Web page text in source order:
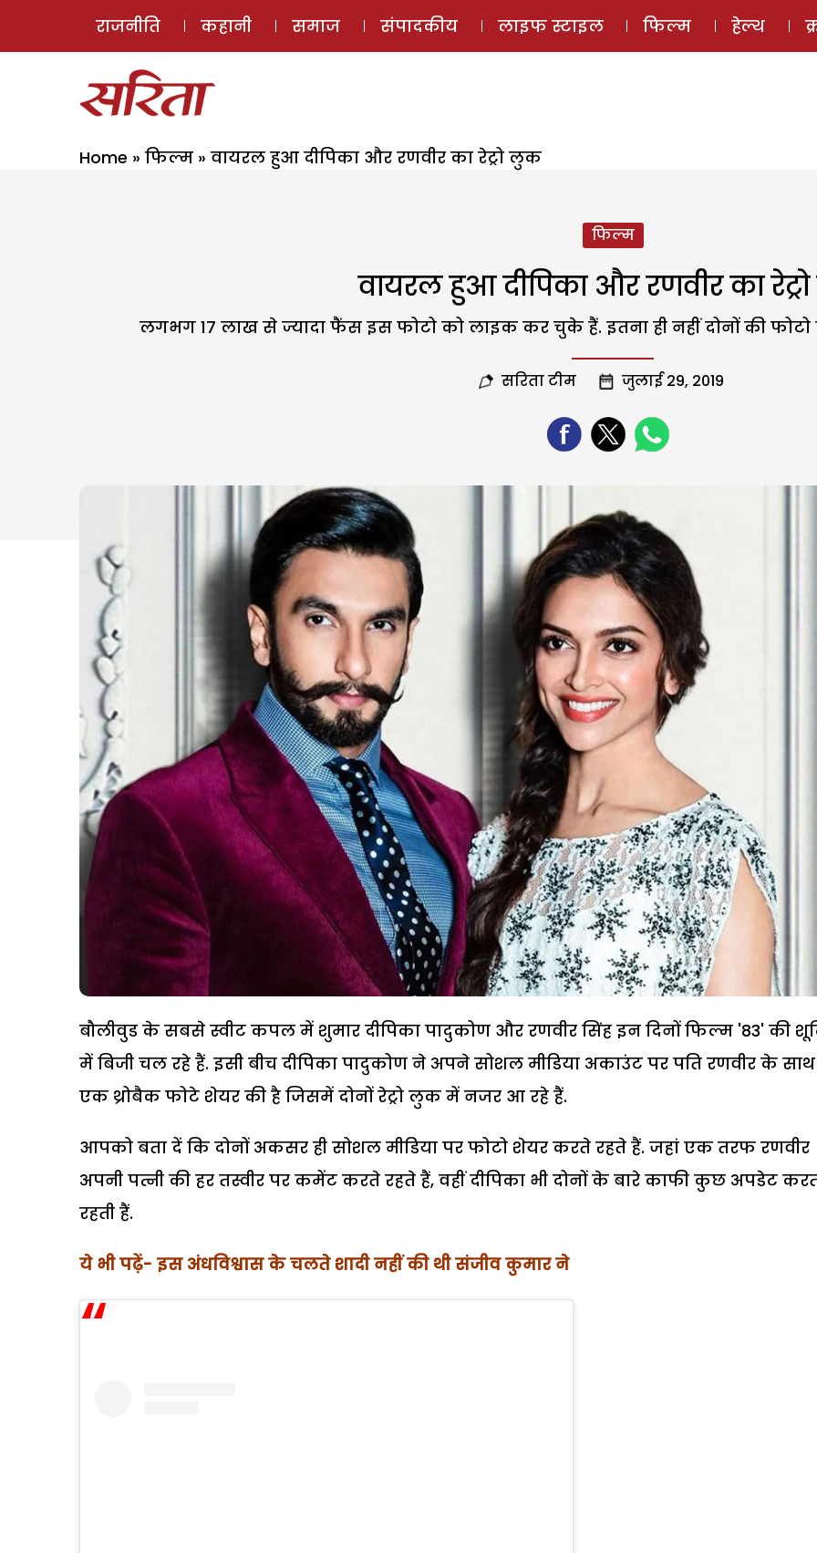
ई-मैगज़ीन
राजनीति कहानी समाज संपादकीय लाइफ स्टाइल फिल्म हेल्थ
Home » फिल्म » वायरल हुआ दीपिका और रणवीर का रेट्रो लुक
फिल्म
वायरल हुआ दीपिका और रणवीर का
लगभग 17 लाख से ज्यादा फैंस इस फोटो को लाइक कर चुके हैं. इतना ही नहीं दोनों की
सरिता टीम जुलाई 29, 2019
बौलीवुड के सबसे स्वीट कपल में शुमार दीपिका पादुकोण और रणवीर सिंह इन दिनों फिल्म '83' की
में बिजी चल रहे हैं. इसी बीच दीपिका पादुकोण ने अपने सोशल मीडिया अकाउंट पर पति रणवीर के साथ
एक थ्रोबैक फोटे शेयर की है जिसमें दोनों रेट्रो लुक में नजर आ रहे हैं.
आपको बता दें कि दोनों अकसर ही सोशल मीडिया पर फोटो शेयर करते रहते हैं. जहां एक तरफ रणवीर
अपनी पत्नी की हर तस्वीर पर कमेंट करते रहते हैं, वहीं दीपिका भी दोनों के बारे काफी कुछ अपडेट
रहती हैं.
ये भी पढ़ें- इस अंधविश्वास के चलते शादी नहीं की थी संजीव कुमार ने